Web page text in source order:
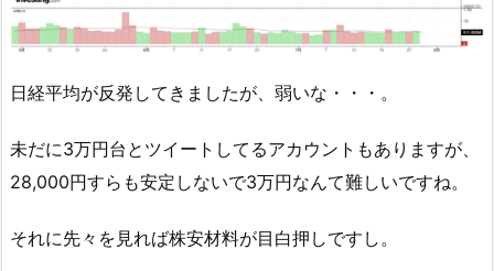
日経平均が反発してきましたが、弱いな・・・。
未だに3万円台とツイートしてるアカウントもありますが、
28,000円すらも安定しないで3万円なんて難しいですね。
それに先々を見れば株安材料が目白押しですし。